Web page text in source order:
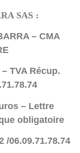
SAS :
– CMA
TVA Récup.
– Lettre
obligatoire
/06.09.71.78.74